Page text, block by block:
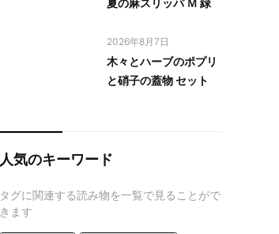
夏の麻スリッパ Ｍ 緑
2026年8月7日
木々とハーブのポプリ
と硝子の蓋物 セット
人気のキーワード
タグに関連する読み物を一覧で見ることがで
きます